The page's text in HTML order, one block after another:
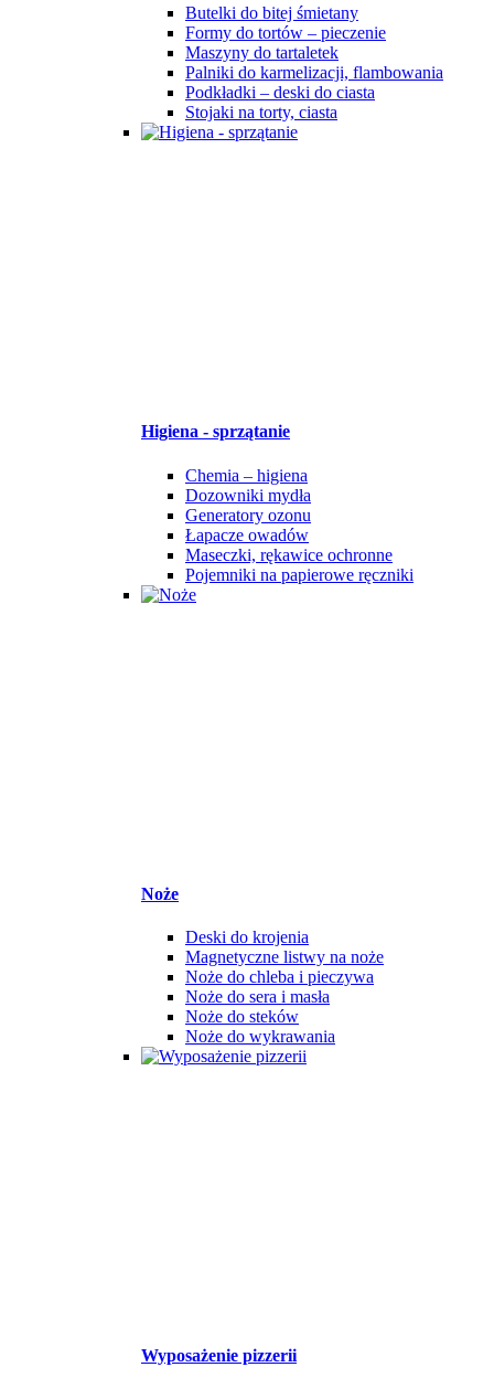
Butelki do bitej śmietany
Formy do tortów – pieczenie
Maszyny do tartaletek
Palniki do karmelizacji, flambowania
Podkładki – deski do ciasta
Stojaki na torty, ciasta
Higiena - sprzątanie
Chemia – higiena
Dozowniki mydła
Generatory ozonu
Łapacze owadów
Maseczki, rękawice ochronne
Pojemniki na papierowe ręczniki
Noże
Deski do krojenia
Magnetyczne listwy na noże
Noże do chleba i pieczywa
Noże do sera i masła
Noże do steków
Noże do wykrawania
Wyposażenie pizzerii